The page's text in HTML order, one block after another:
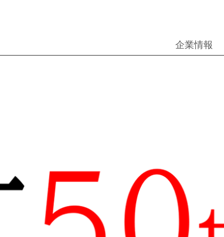
企業情報